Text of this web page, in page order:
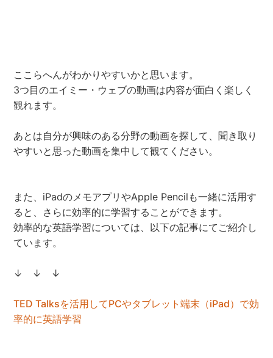
ここらへんがわかりやすいかと思います。
3つ目のエイミー・ウェブの動画は内容が面白く楽しく
観れます。
あとは自分が興味のある分野の動画を探して、聞き取り
やすいと思った動画を集中して観てください。
また、iPadのメモアプリやApple Pencilも一緒に活用す
ると、さらに効率的に学習することができます。
効率的な英語学習については、以下の記事にてご紹介し
ています。
↓ ↓ ↓
TED Talksを活用してPCやタブレット端末（iPad）で効
率的に英語学習